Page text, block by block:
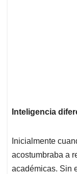
Inteligencia
Inicialmente
acostumbraba a
académicas. Sin